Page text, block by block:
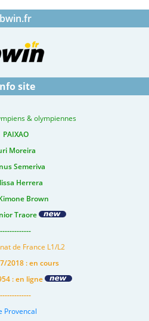
bwin.fr
site
& olympiennes
PAIXAO
Moreira
Semeriva
Herrera
Brown
Traore
-------------
de France L1/L2
2018 : en cours
: en ligne
-------------
Provencal